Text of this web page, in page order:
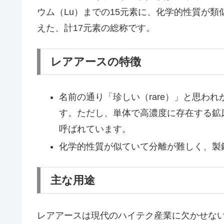
ウム（Lu）までの15元素に、化学的性質が
えた、計17元素の総称です。
レアアースの特徴
名前の通り「珍しい（rare）」と思わ
す。ただし、単体で高濃度に存在する
呼ばれています。
化学的性質が似ていて分離が難しく、
主な用途
レアアースは現代のハイテク産業に欠かせな